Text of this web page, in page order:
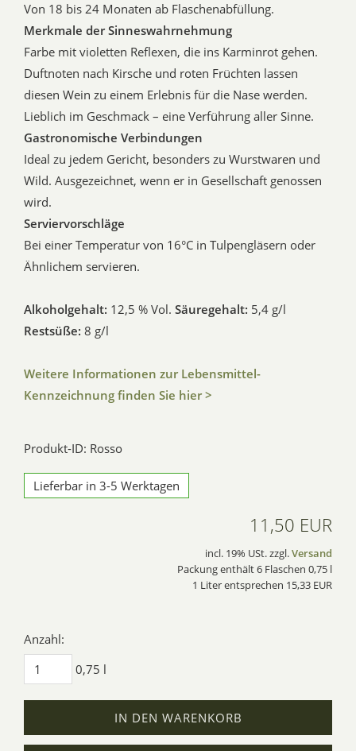
Von 18 bis 24 Monaten ab Flaschenabfüllung.
Merkmale der Sinneswahrnehmung
Farbe mit violetten Reflexen, die ins Karminrot gehen.
Duftnoten nach Kirsche und roten Früchten lassen
diesen Wein zu einem Erlebnis für die Nase werden.
Lieblich im Geschmack – eine Verführung aller Sinne.
Gastronomische Verbindungen
Ideal zu jedem Gericht, besonders zu Wurstwaren und
Wild. Ausgezeichnet, wenn er in Gesellschaft genossen
wird.
Serviervorschläge
Bei einer Temperatur von 16°C in Tulpengläsern oder
Ähnlichem servieren.
Alkoholgehalt: 12,5 % Vol. Säuregehalt: 5,4 g/l
Restsüße: 8 g/l
Weitere Informationen zur Lebensmittel-
Kennzeichnung finden Sie hier >
Produkt-ID: Rosso
Lieferbar in 3-5 Werktagen
11,50 EUR
incl. 19% USt. zzgl.Versand
Packung enthält 6 Flaschen 0,75 l
1 Liter entsprechen 15,33 EUR
Anzahl:
0,75 l
IN DEN WARENKORB